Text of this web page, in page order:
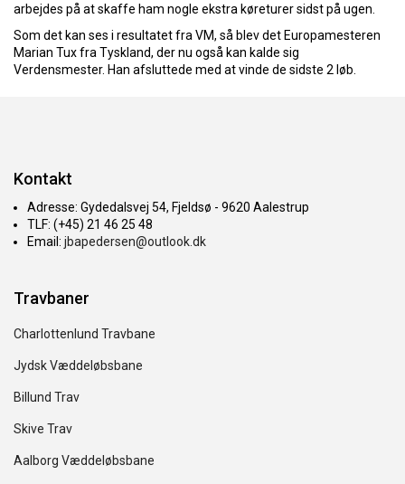
arbejdes på at skaffe ham nogle ekstra køreturer sidst på ugen.
Som det kan ses i resultatet fra VM, så blev det Europamesteren
Marian Tux fra Tyskland, der nu også kan kalde sig
Verdensmester. Han afsluttede med at vinde de sidste 2 løb.
Kontakt
Adresse: Gydedalsvej 54, Fjeldsø - 9620 Aalestrup
TLF: (+45) 21 46 25 48
Email: jbapedersen@outlook.dk
Travbaner
Charlottenlund Travbane
Jydsk Væddeløbsbane
Billund Trav
Skive Trav
Aalborg Væddeløbsbane